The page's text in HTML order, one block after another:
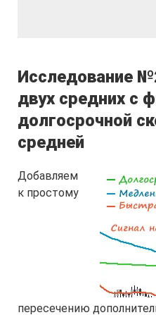
Исследование
двух средних с
долгосрочной
средней
Добавляем
к простому
пересечению